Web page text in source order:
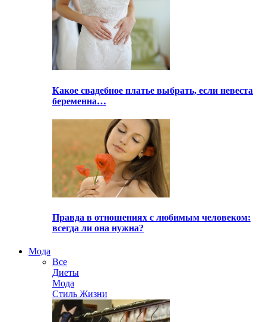
Какое свадебное платье выбрать, если невеста
беременна…
Правда в отношениях с любимым человеком:
всегда ли она нужна?
Мода
Все
Диеты
Мода
Стиль Жизни